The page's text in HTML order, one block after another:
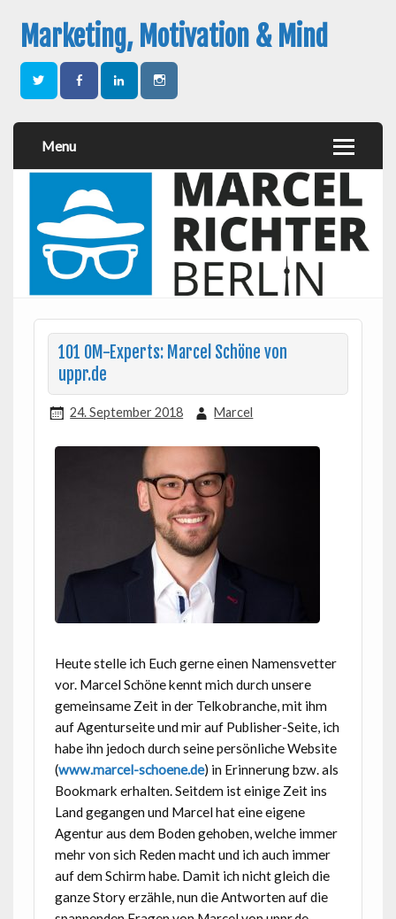
Marketing, Motivation & Mind
Menu
101 OM-Experts: Marcel Schöne von
uppr.de
24. September 2018 Marcel
Heute stelle ich Euch gerne einen Namensvetter
vor. Marcel Schöne kennt mich durch unsere
gemeinsame Zeit in der Telkobranche, mit ihm
auf Agenturseite und mir auf Publisher-Seite, ich
habe ihn jedoch durch seine persönliche Website
(www.marcel-schoene.de) in Erinnerung bzw. als
Bookmark erhalten. Seitdem ist einige Zeit ins
Land gegangen und Marcel hat eine eigene
Agentur aus dem Boden gehoben, welche immer
mehr von sich Reden macht und ich auch immer
auf dem Schirm habe. Damit ich nicht gleich die
ganze Story erzähle, nun die Antworten auf die